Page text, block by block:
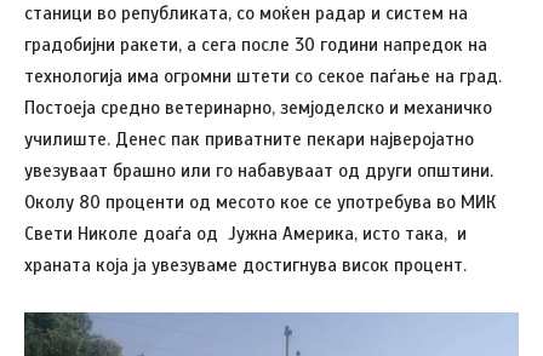
станици во републиката, со моќен радар и систем на
градобијни ракети, а сега после 30 години напредок на
технологија има огромни штети со секое паѓање на град.
Постоеја средно ветеринарно, земјоделско и механичко
училиште. Денес пак приватните пекари најверојатно
увезуваат брашно или го набавуваат од други општини.
Околу 80 проценти од месото кое се употребува во МИК
Свети Николе доаѓа од Јужна Америка, исто така, и
храната која ја увезуваме достигнува висок процент.